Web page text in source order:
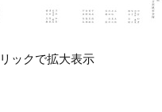
ックで拡大表示